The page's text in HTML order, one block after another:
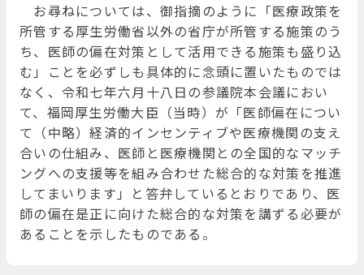
お尋ねについては、御指摘のように「医療政策を
所管する厚生労働省以外の省庁が所管する施策のう
ち、医師の偏在対策として活用できる施策も盛り込
む」ことを必ずしも具体的に念頭に置いたものでは
なく、令和七年六月十八日の参議院本会議におい
て、福岡厚生労働大臣（当時）が「医師偏在につい
て（中略）経済的インセンティブや医療機関の支え
合いの仕組み、医師と医療機関との全国的なマッチ
ングへの支援等を組み合わせた総合的な対策を推進
してまいります」と答弁しているとおりであり、医
師の偏在是正に向けた総合的な対策を講ずる必要が
あることを示したものである。